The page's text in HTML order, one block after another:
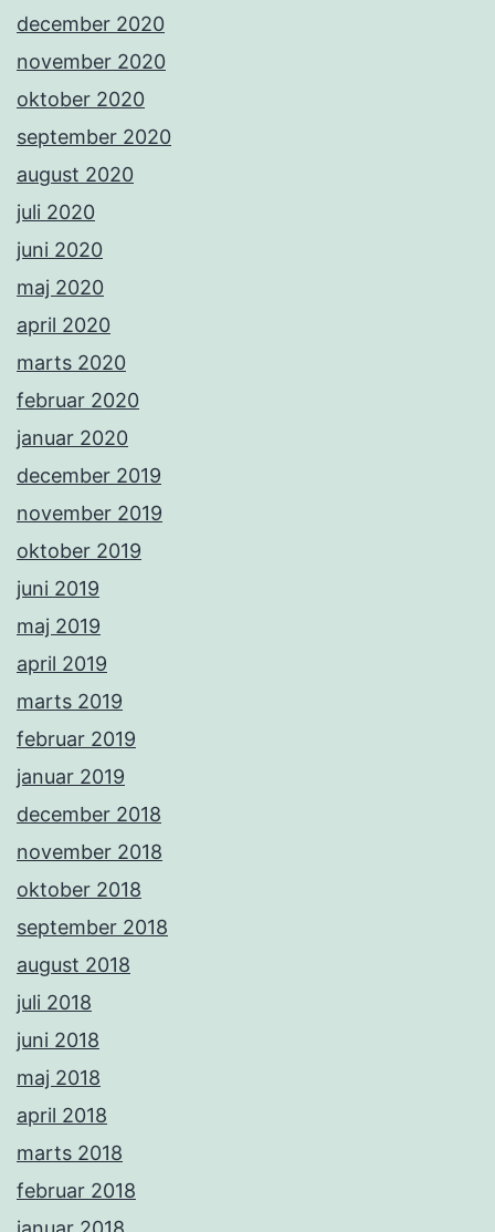
december 2020
november 2020
oktober 2020
september 2020
august 2020
juli 2020
juni 2020
maj 2020
april 2020
marts 2020
februar 2020
januar 2020
december 2019
november 2019
oktober 2019
juni 2019
maj 2019
april 2019
marts 2019
februar 2019
januar 2019
december 2018
november 2018
oktober 2018
september 2018
august 2018
juli 2018
juni 2018
maj 2018
april 2018
marts 2018
februar 2018